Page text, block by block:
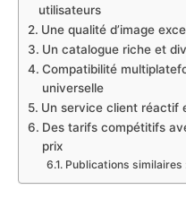
utilisateurs
Une qualité d’image
Un catalogue riche et
Compatibilité
universelle
Un service client réactif
Des tarifs compétitifs
prix
Publications similaires